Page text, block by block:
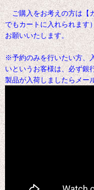
ご購入をお考えの方は【
でもカートに入れられます
お願いい
※予約のみを行いたい方、
いというお客様は、必ず銀
製品が入荷しましたらメー